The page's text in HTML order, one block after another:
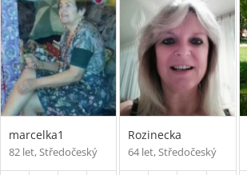
marcelka1
82 let, Středočeský
Rozinecka
64 let, Středočeský